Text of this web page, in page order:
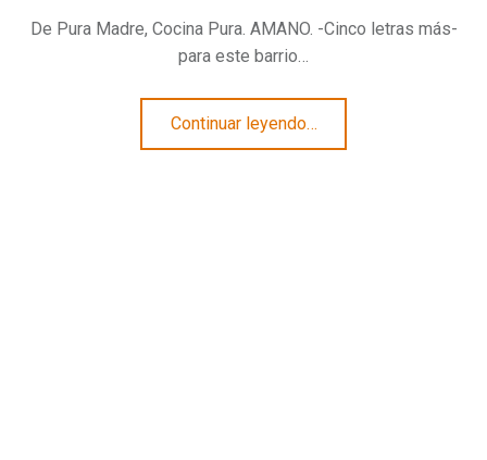
De Pura Madre, Cocina Pura. AMANO. -Cinco letras más-
para este barrio…
Continuar leyendo…